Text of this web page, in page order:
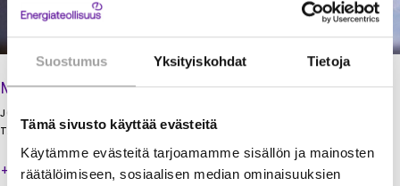
Suostumus Yksityiskohdat Tietoja
Tämä sivusto käyttää evästeitä
Käytämme evästeitä tarjoamamme sisällön ja mainosten
räätälöimiseen, sosiaalisen median ominaisuuksien
Marketta Eggleton
JOHTAJA
TALOUS JA HALLINTO
+358 40 522 8110